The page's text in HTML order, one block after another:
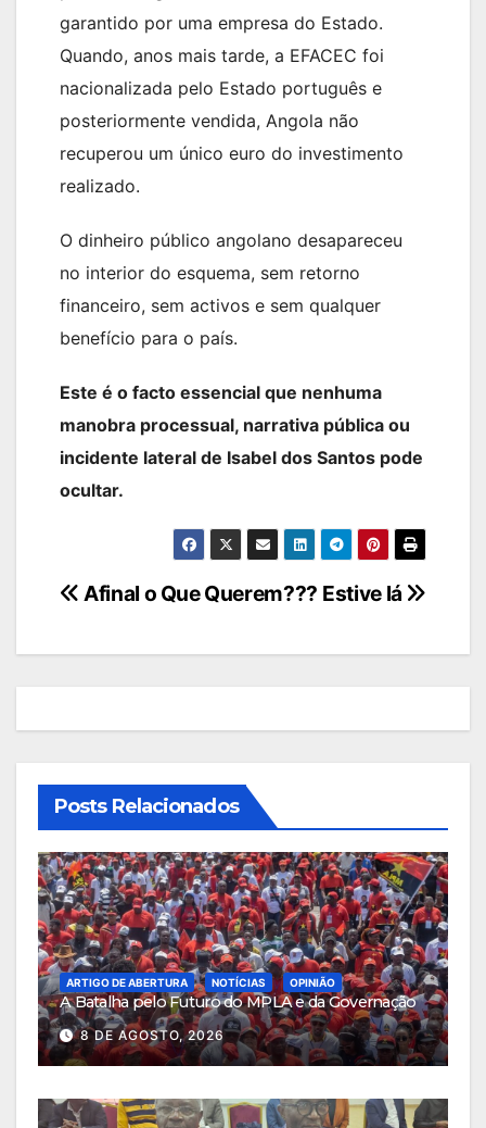
garantido por uma empresa do Estado.
Quando, anos mais tarde, a EFACEC foi
nacionalizada pelo Estado português e
posteriormente vendida, Angola não
recuperou um único euro do investimento
realizado.
O dinheiro público angolano desapareceu
no interior do esquema, sem retorno
financeiro, sem activos e sem qualquer
benefício para o país.
Este é o facto essencial que nenhuma
manobra processual, narrativa pública ou
incidente lateral de Isabel dos Santos pode
ocultar.
Navegação
Estive lá
Afinal o Que Querem???
Posts Relacionados
ARTIGO DE ABERTURA NOTÍCIAS OPINIÃO
A Batalha pelo Futuro do MPLA e da Governação
8 DE AGOSTO, 2026